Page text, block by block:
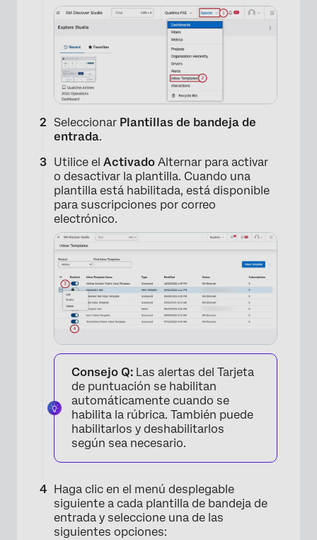
×
Seleccionar Plantillas de bandeja de
entrada.
Utilice el Activado Alternar para activar
o desactivar la plantilla. Cuando una
plantilla está habilitada, está disponible
para suscripciones por correo
electrónico.
Consejo Q: Las alertas del Tarjeta
de puntuación se habilitan
automáticamente cuando se
habilita la rúbrica. También puede
habilitarlos y deshabilitarlos
según sea necesario.
Haga clic en el menú desplegable
siguiente a cada plantilla de bandeja de
entrada y seleccione una de las
siguientes opciones: